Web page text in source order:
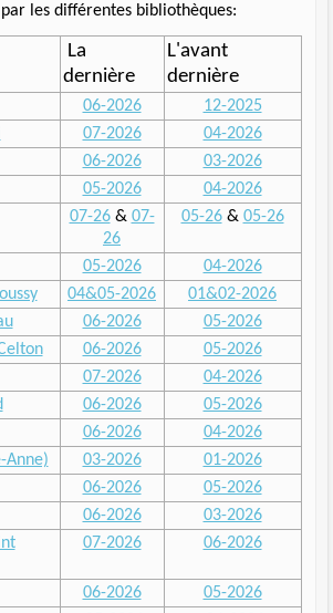
les différentes bibliothèques:
La
dernière
L'avant
dernière
06-2026
12-2025
07-2026
04-2026
06-2026
03-2026
05-2026
04-2026
07-26& 07-
26
05-26& 05-26
05-2026
04-2026
04&05-2026
01&02-2026
06-2026
05-2026
06-2026
05-2026
07-2026
04-2026
06-2026
05-2026
06-2026
04-2026
Anne)
03-2026
01-2026
06-2026
05-2026
06-2026
03-2026
07-2026 06-2026
06-2026
05-2026